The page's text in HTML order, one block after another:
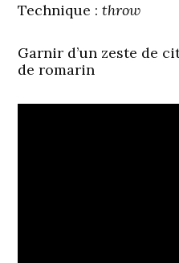
Technique :throw
Garnir d’un zeste de
de romarin